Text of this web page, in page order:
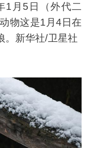
1月5日（外代二
物这是1月4日在
。新华社/卫星社